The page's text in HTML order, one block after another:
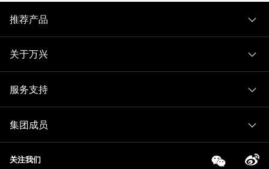
推荐产品
关于万兴
服务支持
集团成员
关注我们